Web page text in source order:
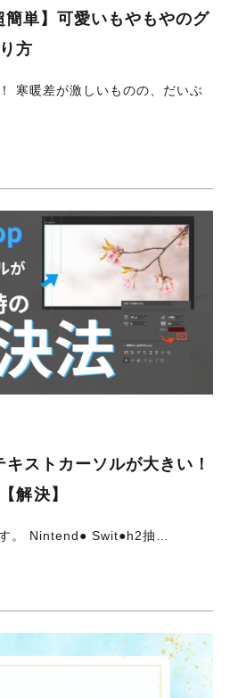
単】可愛いもやもやのグ
方
寒暖差が激しいものの、だいぶ
ストカーソルが大きい！
解決】
。 Nintend● Swit●h2抽…